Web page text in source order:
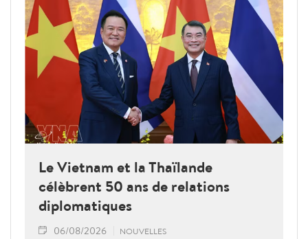
Le Vietnam et la Thaïlande
célèbrent 50 ans de relations
diplomatiques
06/08/2026 NOUVELLES